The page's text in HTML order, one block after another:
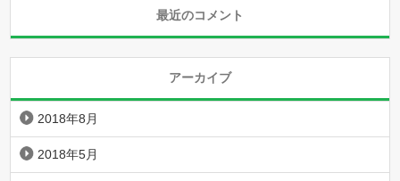
最近のコメント
アーカイブ
2018年8月
2018年5月